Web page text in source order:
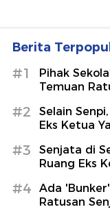
Berita
#1
Pihak
Temuan
#2
Selain
Eks Ketua
#3
Senjata di
Ruang Eks
#4
Ada
Ratusan